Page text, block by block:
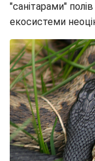
"санітарами" полів
екосистеми